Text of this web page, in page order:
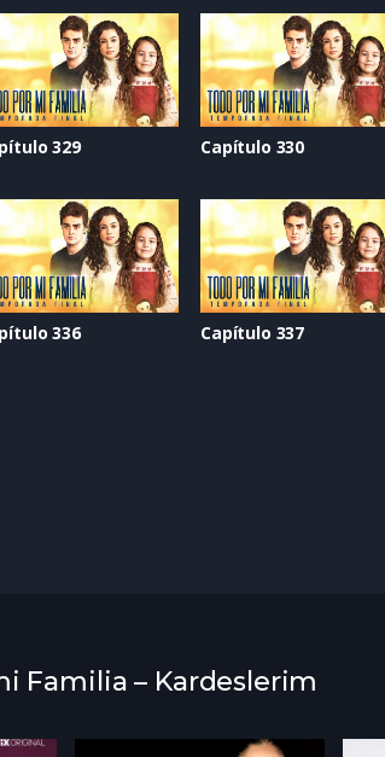
329 Capítulo 330
336 Capítulo 337
Familia – Kardeslerim